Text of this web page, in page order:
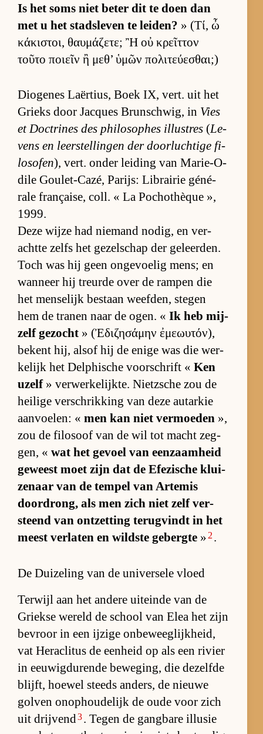
Is het soms niet be­ter dit te doen dan
met u het stads­le­ven te lei­den? » (Τί, ὦ
κάκιστοι, θαυμάζετε; Ἢ οὐ κρεῖττον
τοῦτο ποιεῖν ἢ μεθ’ ὑμῶν πολιτεύεσθαι;)
Di­o­ge­nes Laër­ti­us, Boek IX, vert. uit het
Grieks door Jacques Brun­schwig, in Vies
et Doc­tri­nes des phi­lo­sop­hes il­lu­stres (Le­
vens en leer­stel­lin­gen der door­luch­tige fi­
lo­so­fen), vert. on­der lei­ding van Ma­rie-O­
dile Gou­let-Ca­zé, Pa­rijs: Li­brai­rie gé­né­
rale françai­se, coll. « La Po­cho­thèque »,
1999.
Deze wijze had nie­mand no­dig, en ver­
achtte zelfs het ge­zel­schap der ge­leer­den.
Toch was hij geen on­ge­voe­lig mens; en
wan­neer hij treurde over de ram­pen die
het men­se­lijk be­staan weef­den, ste­gen
hem de tra­nen naar de ogen. « Ik heb mij­
zelf ge­zocht » (Ἐδιζησάμην ἐμεωυτόν),
be­kent hij, alsof hij de enige was die wer­
ke­lijk het Delphi­sche voor­schrift « Ken
uzelf» ver­wer­ke­lijk­te. Nietz­sche zou de
hei­lige ver­schrik­king van deze au­tar­kie
aan­voe­len: « men kan niet ver­moe­den »,
zou de fi­lo­soof van de wil tot macht zeg­
gen, « wat het ge­voel van een­zaam­heid
ge­weest moet zijn dat de Efe­zi­sche klui­
ze­naar van de tem­pel van Ar­te­mis
door­drong, als men zich niet zelf ver­
steend van ont­zet­ting te­rug­vindt in het
meest ver­la­ten en wild­ste ge­bergte » 2 .
De Duizeling van de universele vloed
Ter­wijl aan het an­dere uit­einde van de
Griekse we­reld de school van Elea het zijn
be­vroor in een ij­zige on­be­weeg­lijk­heid,
vat He­ra­cli­tus de een­heid op als een ri­vier
in eeu­wig­du­rende be­we­ging, die de­zelfde
blijft, hoe­wel steeds an­ders, de nieuwe
gol­ven on­op­hou­de­lijk de oude voor zich
uit drij­vend3. Te­gen de gang­bare il­lu­sie